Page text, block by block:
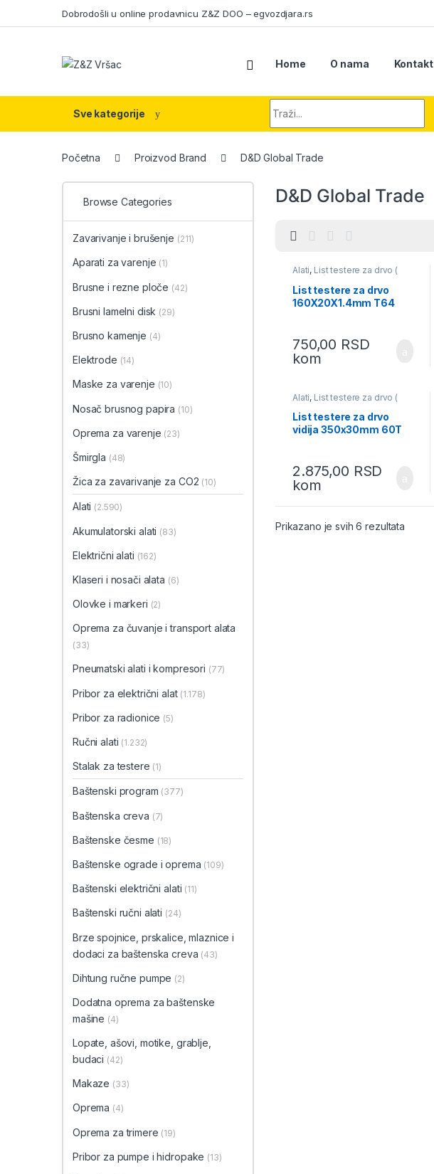
Dobrodošli u online prodavnicu Z&Z DOO – egvozdjara.rs
Home O nama Kontakt
Sve kategorije
Početna Proizvod Brand D&D Global Trade
D&D Global Trade
Alati, List testere za drvo (
cirkular )
alat
List testere za drvo
160X20X1.4mm T64
750,00 RSD
kom
Alati, List testere za drvo (
cirkular )
List testere za drvo
vidija 350x30mm 60T
2.875,00 RSD
kom
Prikazano je svih 6 rezultata
Browse Categories
Zavarivanje i brušenje (211)
Aparati za varenje (1)
Brusne i rezne ploče (42)
Brusni lamelni disk (29)
Brusno kamenje (4)
Elektrode (14)
Maske za varenje (10)
Nosač brusnog papira (10)
Oprema za varenje (23)
Šmirgla (48)
Žica za zavarivanje za CO2 (10)
Alati (2.590)
Akumulatorski alati (83)
Električni alati (162)
Klaseri i nosači alata (6)
Olovke i markeri (2)
Oprema za čuvanje i transport alata
(33)
Pneumatski alati i kompresori (77)
Pribor za električni alat (1.178)
Pribor za radionice (5)
Ručni alati (1.232)
Stalak za testere (1)
Baštenski program (377)
Baštenska creva (7)
Baštenske česme (18)
Baštenske ograde i oprema (109)
Baštenski električni alati (11)
Baštenski ručni alati (24)
Brze spojnice, prskalice, mlaznice i
dodaci za baštenska creva (43)
Dihtung ručne pumpe (2)
Dodatna oprema za baštenske
mašine (4)
Lopate, ašovi, motike, grablje,
budaci (42)
Makaze (33)
Oprema (4)
Oprema za trimere (19)
Pribor za pumpe i hidropake (13)